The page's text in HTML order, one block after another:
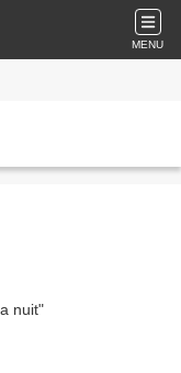
MENU